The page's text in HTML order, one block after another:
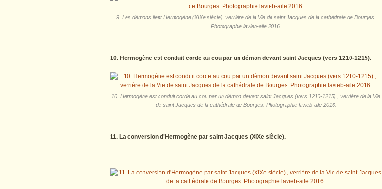
9. Les démons lient Hermogène (XIXe siècle), verrière de la Vie de saint Jacques de la cathédrale de Bourges.
Photographie lavieb-aile 2016.
.
10. Hermogène est conduit corde au cou par un démon devant saint Jacques (vers 1210-1215).
10. Hermogène est conduit corde au cou par un démon devant saint Jacques (vers 1210-1215) , verrière de la Vie
de saint Jacques de la cathédrale de Bourges. Photographie lavieb-aile 2016.
.
11. La conversion d'Hermogène par saint Jacques (XIXe siècle).
.